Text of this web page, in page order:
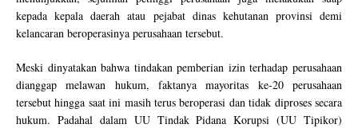
kepada kepala daerah atau pejabat dinas kehutanan provinsi demi
kelancaran beroperasinya perusahaan tersebut.
Meski dinyatakan bahwa tindakan pemberian izin terhadap perusahaan
dianggap melawan hukum, faktanya mayoritas ke-20 perusahaan
tersebut hingga saat ini masih terus beroperasi dan tidak diproses secara
hukum. Padahal dalam UU Tindak Pidana Korupsi (UU Tipikor)